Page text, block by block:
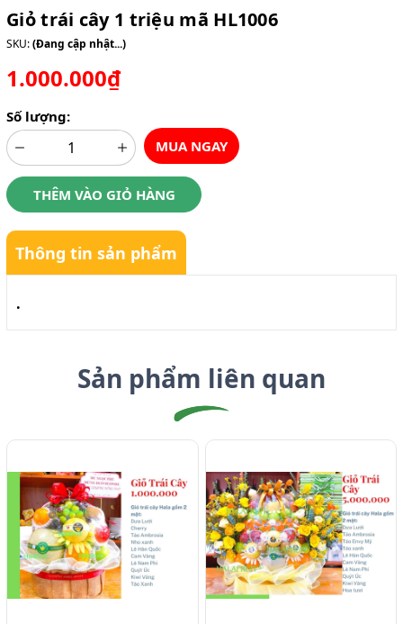
Giỏ trái cây 1 triệu mã HL1006
SKU:(Đang cập nhật...)
1.000.000₫
Số lượng:
MUA NGAY
THÊM VÀO GIỎ HÀNG
Thông tin sản phẩm
.
Sản phẩm liên quan